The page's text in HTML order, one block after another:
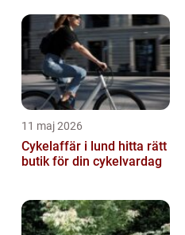
11 maj 2026
Cykelaffär i lund hitta rätt
butik för din cykelvardag